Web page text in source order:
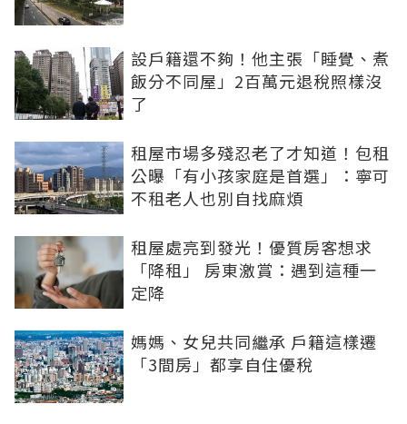
設戶籍還不夠！他主張「睡覺、煮
飯分不同屋」2百萬元退稅照樣沒
了
租屋市場多殘忍老了才知道！包租
公曝「有小孩家庭是首選」：寧可
不租老人也別自找麻煩
租屋處亮到發光！優質房客想求
「降租」 房東激賞：遇到這種一
定降
媽媽、女兒共同繼承 戶籍這樣遷
「3間房」都享自住優稅